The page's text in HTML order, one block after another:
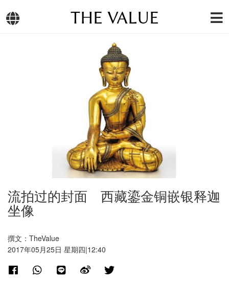
THE VALUE
流拍过的封面 西藏鎏金铜嵌银释迦
坐像
撰文：TheValue
2017年05月25日 星期四|12:40